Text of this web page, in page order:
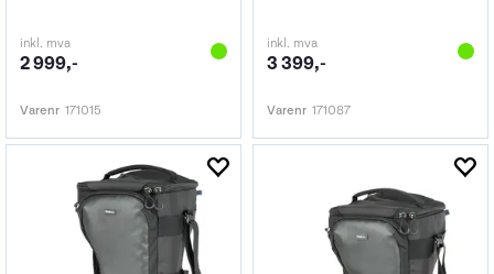
inkl. mva
2 999,-
Varenr 171015
inkl. mva
3 399,-
Varenr 171087